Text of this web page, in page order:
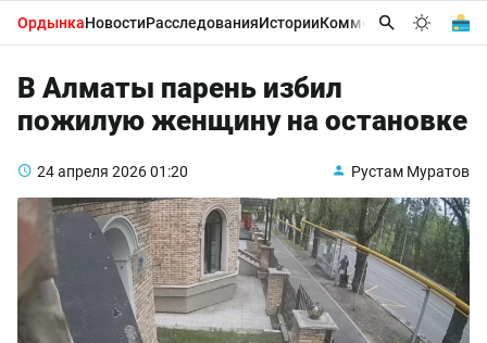
ОрдынкаНовостиРасследованияИсторииКомментарииБизнес
В Алматы парень избил
пожилую женщину на остановке
24 апреля 202601:20 Рустам Муратов